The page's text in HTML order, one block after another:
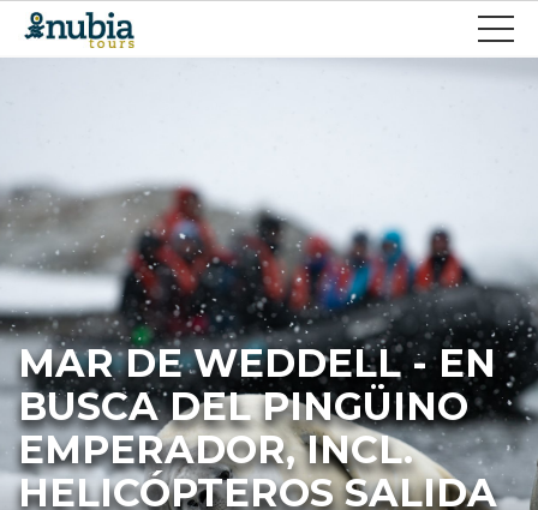
MAR DE WEDDELL - EN
BUSCA DEL PINGÜINO
EMPERADOR, INCL.
HELICÓPTEROS SALIDA